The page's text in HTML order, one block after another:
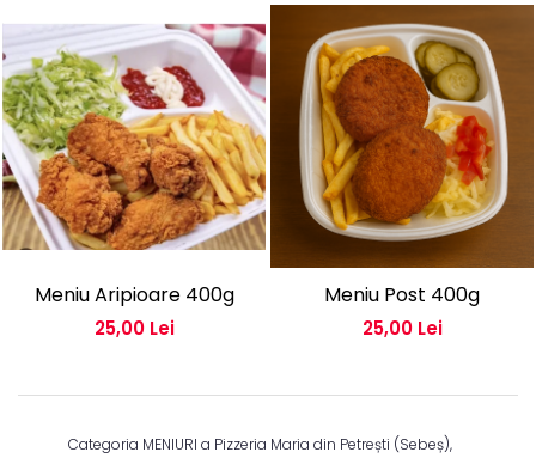
Meniu Aripioare 400g
25,00 Lei
Meniu Post 400g
25,00 Lei
Categoria MENIURI a Pizzeria Maria din Petrești (Sebeș),